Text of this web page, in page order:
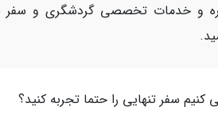
و خدمات تخصصی گردشگری و سفر
سفر تنهایی را حتما تجربه کنید؟